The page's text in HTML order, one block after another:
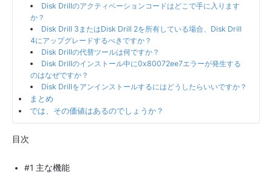
Disk Drillのアクティベーションコードはどこで手に入ります
か？
Disk Drill 3またはDisk Drill 2を所有している場合、Disk Drill
4にアップグレードするべきですか？
Disk Drillの代替ツールは何ですか？
Disk Drillのインストール中に0x80072ee7エラーが発生する
のはなぜですか？
Disk Drillをアンインストールするにはどうしたらいいですか？
まとめ
では、その価値はあるのでしょうか？
目次
#1 主な機能